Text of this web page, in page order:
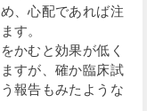
、心配であれば注
す。
かむと効果が低く
すが、確か臨床試
報告もみたような